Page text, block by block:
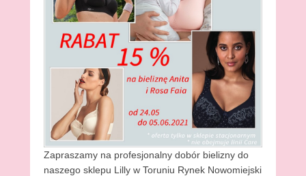
Zapraszamy na profesjonalny dobór bielizny do
naszego sklepu Lilly w Toruniu Rynek Nowomiejski